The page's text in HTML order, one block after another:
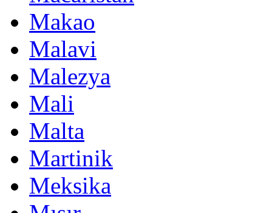
Makao
Malavi
Malezya
Mali
Malta
Martinik
Meksika